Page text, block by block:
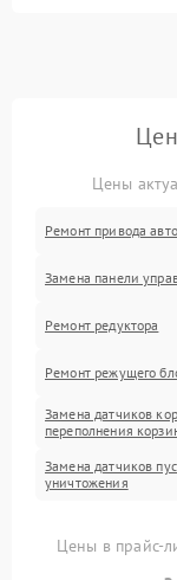
Цены
Ремонт привода
Замена панели
Ремонт редуктора
Ремонт режущего
Замена датчиков
переполнения
Замена датчиков
уничтожения
Цены в прайс-